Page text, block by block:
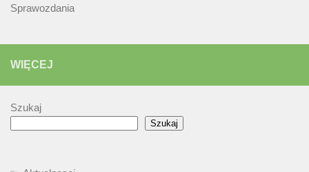
Sprawozdania
WIĘCEJ
Szukaj
Szukaj